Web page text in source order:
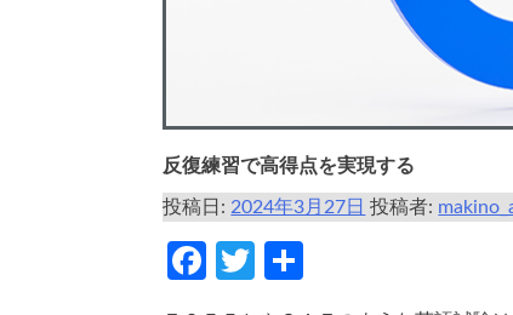
反復練習で高得点を実現する
投稿日:2024年3月27日 投稿者:
Facebook
Twitter